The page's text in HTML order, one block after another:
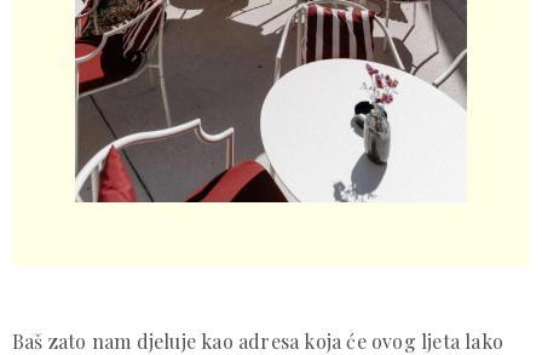
Baš zato nam djeluje kao adresa koja će ovog ljeta lako